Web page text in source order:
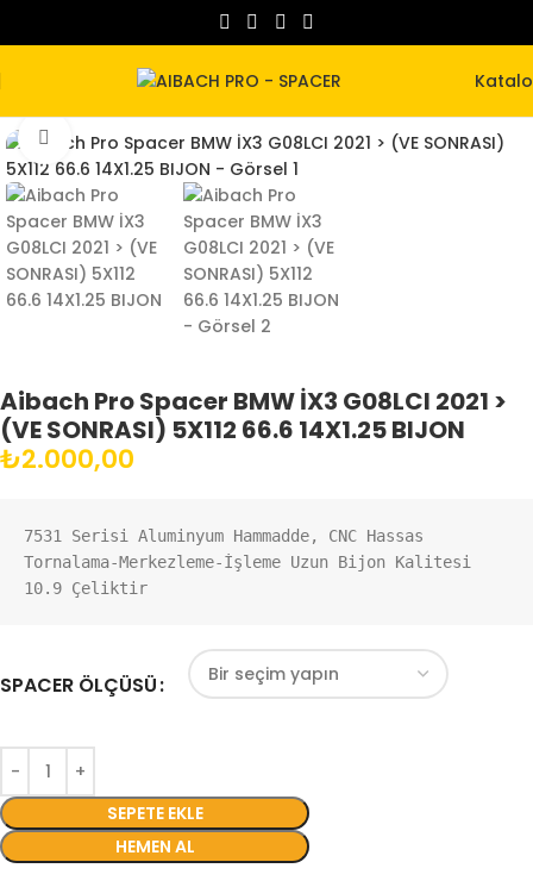
Büyütmek için tıklayın
Aibach Pro Spacer BMW İX3 G08LCI 2021 >
(VE SONRASI) 5X112 66.6 14X1.25 BIJON
₺2.000,00
7531 Serisi Aluminyum Hammadde, CNC Hassas
Tornalama-Merkezleme-İşleme Uzun Bijon Kalitesi
10.9 Çeliktir
SPACER ÖLÇÜSÜ
SEPETE EKLE
HEMEN AL